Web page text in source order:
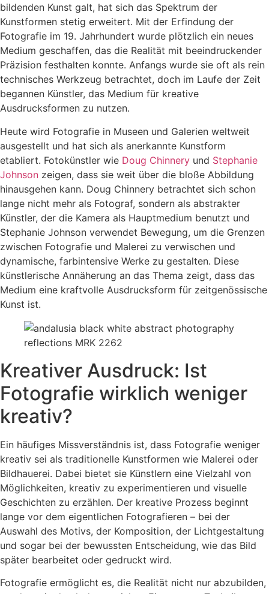
bildenden Kunst galt, hat sich das Spektrum der
Kunstformen stetig erweitert. Mit der Erfindung der
Fotografie im 19. Jahrhundert wurde plötzlich ein neues
Medium geschaffen, das die Realität mit beeindruckender
Präzision festhalten konnte. Anfangs wurde sie oft als rein
technisches Werkzeug betrachtet, doch im Laufe der Zeit
begannen Künstler, das Medium für kreative
Ausdrucksformen zu nutzen.
Heute wird Fotografie in Museen und Galerien weltweit
ausgestellt und hat sich als anerkannte Kunstform
etabliert. Fotokünstler wie Doug Chinnery und Stephanie
Johnson zeigen, dass sie weit über die bloße Abbildung
hinausgehen kann. Doug Chinnery betrachtet sich schon
lange nicht mehr als Fotograf, sondern als abstrakter
Künstler, der die Kamera als Hauptmedium benutzt und
Stephanie Johnson verwendet Bewegung, um die Grenzen
zwischen Fotografie und Malerei zu verwischen und
dynamische, farbintensive Werke zu gestalten. Diese
künstlerische Annäherung an das Thema zeigt, dass das
Medium eine kraftvolle Ausdrucksform für zeitgenössische
Kunst ist.
Kreativer Ausdruck: Ist
Fotografie wirklich weniger
kreativ?
Ein häufiges Missverständnis ist, dass Fotografie weniger
kreativ sei als traditionelle Kunstformen wie Malerei oder
Bildhauerei. Dabei bietet sie Künstlern eine Vielzahl von
Möglichkeiten, kreativ zu experimentieren und visuelle
Geschichten zu erzählen. Der kreative Prozess beginnt
lange vor dem eigentlichen Fotografieren – bei der
Auswahl des Motivs, der Komposition, der Lichtgestaltung
und sogar bei der bewussten Entscheidung, wie das Bild
später bearbeitet oder gedruckt wird.
Fotografie ermöglicht es, die Realität nicht nur abzubilden,